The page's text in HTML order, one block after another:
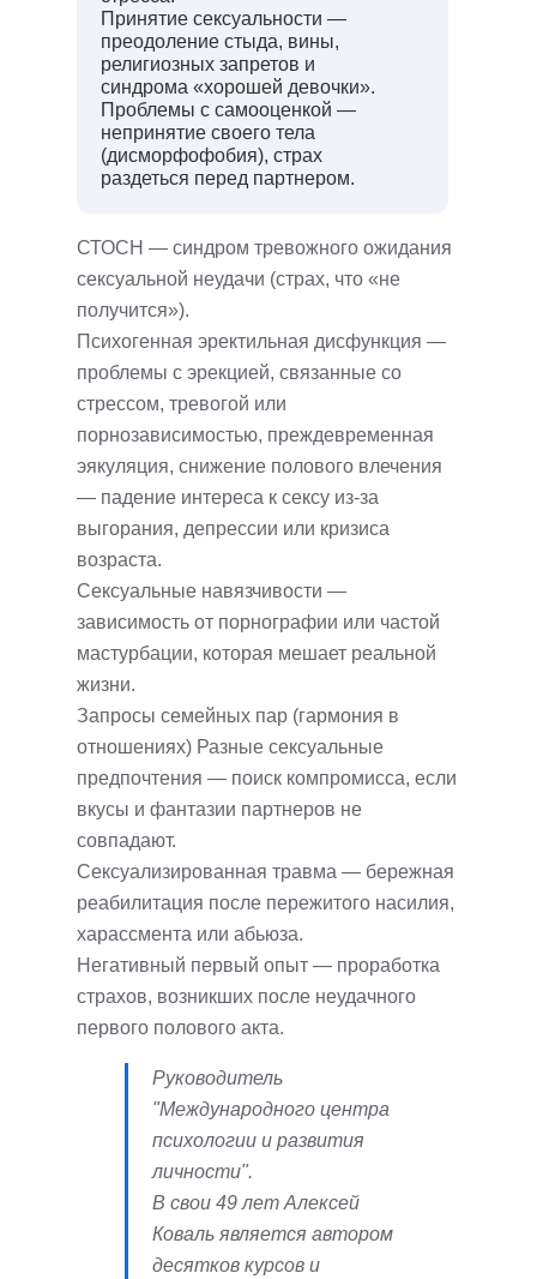
Принятие сексуальности —
преодоление стыда, вины,
религиозных запретов и
синдрома «хорошей девочки».
Проблемы с самооценкой —
непринятие своего тела
(дисморфофобия), страх
раздеться перед партнером.
СТОСН — синдром тревожного ожидания
сексуальной неудачи (страх, что «не
получится»).
Психогенная эректильная дисфункция —
проблемы с эрекцией, связанные со
стрессом, тревогой или
порнозависимостью, преждевременная
эякуляция, cнижение полового влечения
— падение интереса к сексу из-за
выгорания, депрессии или кризиса
возраста.
Сексуальные навязчивости —
зависимость от порнографии или частой
мастурбации, которая мешает реальной
жизни.
Запросы семейных пар (гармония в
отношениях) Разные сексуальные
предпочтения — поиск компромисса, если
вкусы и фантазии партнеров не
совпадают.
Сексуализированная травма — бережная
реабилитация после пережитого насилия,
харассмента или абьюза.
Негативный первый опыт — проработка
страхов, возникших после неудачного
первого полового акта.
Руководитель
"Международного центра
психологии и развития
личности".
В свои 49 лет Алексей
Коваль является автором
десятков курсов и